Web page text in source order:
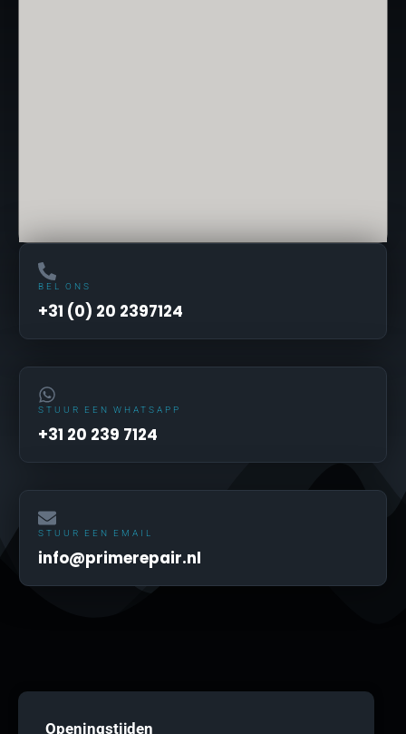
BEL ONS
+31 (0) 20 2397124
STUUR EEN WHATSAPP
+31 20 239 7124
STUUR EEN EMAIL
info@primerepair.nl
Openingstijden